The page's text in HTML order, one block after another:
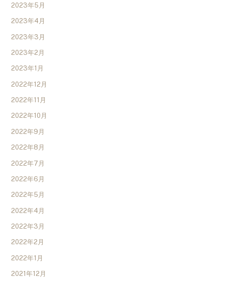
2023年5月
2023年4月
2023年3月
2023年2月
2023年1月
2022年12月
2022年11月
2022年10月
2022年9月
2022年8月
2022年7月
2022年6月
2022年5月
2022年4月
2022年3月
2022年2月
2022年1月
2021年12月